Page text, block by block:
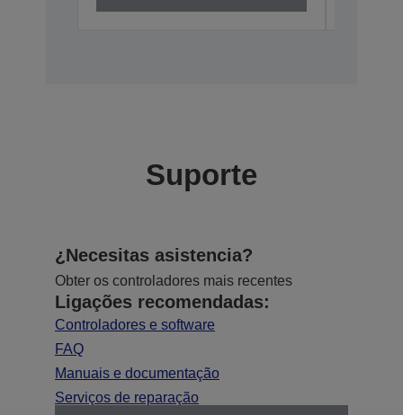
Suporte
¿Necesitas asistencia?
Obter os controladores mais recentes
Ligações recomendadas:
Controladores e software
FAQ
Manuais e documentação
Serviços de reparação